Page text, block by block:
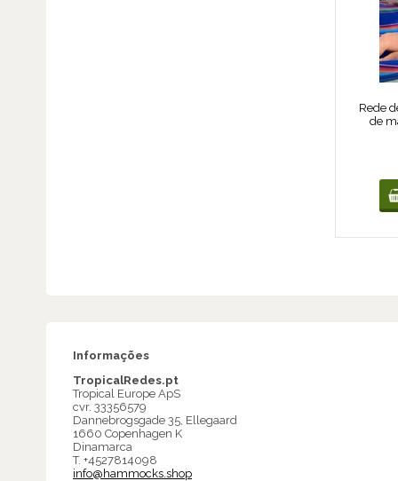
Rede
de
Informações
TropicalRedes.pt
Tropical Europe ApS
cvr. 33356579
Dannebrogsgade 35, Ellegaard
1660 Copenhagen K
Dinamarca
T. +4527814098
info@hammocks.shop